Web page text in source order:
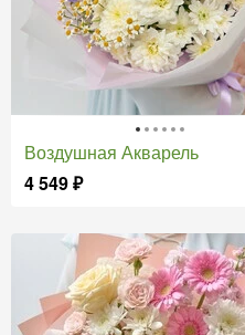
Воздушная Акварель
4 549₽